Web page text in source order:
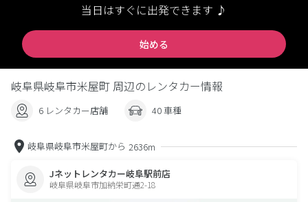
当日はすぐに出発できます ♪
始める
岐阜県岐阜市米屋町 周辺のレンタカー情報
6 レンタカー店舗 40 車種
岐阜県岐阜市米屋町から 2636m
Jネットレンタカー岐阜駅前店
岐阜県岐阜市加納栄町通2-18